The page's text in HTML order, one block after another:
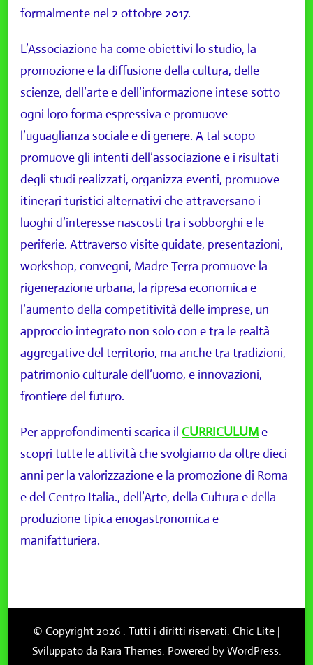
formalmente nel 2 ottobre 2017.
L’Associazione ha come obiettivi lo studio, la
promozione e la diffusione della cultura, delle
scienze, dell’arte e dell’informazione intese sotto
ogni loro forma espressiva e promuove
l’uguaglianza sociale e di genere. A tal scopo
promuove gli intenti dell’associazione e i risultati
degli studi realizzati, organizza eventi, promuove
itinerari turistici alternativi che attraversano i
luoghi d’interesse nascosti tra i sobborghi e le
periferie. Attraverso visite guidate, presentazioni,
workshop, convegni, Madre Terra promuove la
rigenerazione urbana, la ripresa economica e
l’aumento della competitività delle imprese, un
approccio integrato non solo con e tra le realtà
aggregative del territorio, ma anche tra tradizioni,
patrimonio culturale dell’uomo, e innovazioni,
frontiere del futuro.
Per approfondimenti scarica il CURRICULUMe
scopri tutte le attività che svolgiamo da oltre dieci
anni per la valorizzazione e la promozione di Roma
e del Centro Italia., dell’Arte, della Cultura e della
produzione tipica enogastronomica e
manifatturiera.
© Copyright 2026 . Tutti i diritti riservati. Chic Lite |
Sviluppato da Rara Themes. Powered byWordPress.